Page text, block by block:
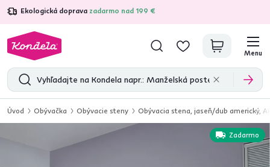
Ekologická doprava zadarmo nad 199 €
4,7 31 333overených produktových recenzií
Menu
Úvod Obývačka Obývacie steny Obývacia stena, jaseň/dub americký,
Zadarmo